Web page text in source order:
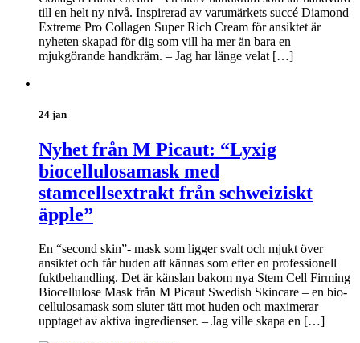
till en helt ny nivå. Inspirerad av varumärkets succé Diamond
Extreme Pro Collagen Super Rich Cream för ansiktet är
nyheten skapad för dig som vill ha mer än bara en
mjukgörande handkräm. – Jag har länge velat […]
24 jan
Nyhet från M Picaut: “Lyxig
biocellulosamask med
stamcellsextrakt från schweiziskt
äpple”
En “second skin”- mask som ligger svalt och mjukt över
ansiktet och får huden att kännas som efter en professionell
fuktbehandling. Det är känslan bakom nya Stem Cell Firming
Biocellulose Mask från M Picaut Swedish Skincare – en bio-
cellulosamask som sluter tätt mot huden och maximerar
upptaget av aktiva ingredienser. – Jag ville skapa en […]